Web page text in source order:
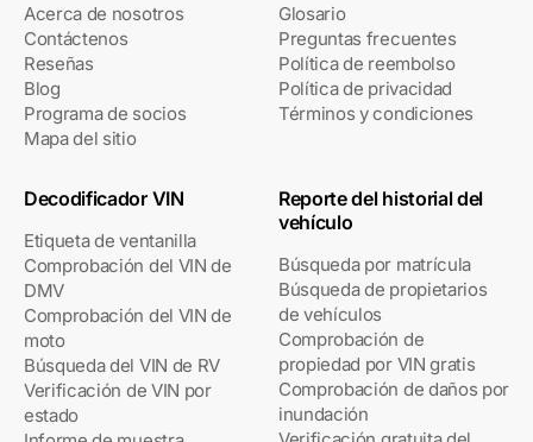
Acerca de nosotros
Contáctenos
Reseñas
Blog
Programa de socios
Mapa del sitio
Glosario
Preguntas frecuentes
Política de reembolso
Política de privacidad
Términos y condiciones
Decodificador VIN
Etiqueta de ventanilla
Comprobación del VIN de
DMV
Comprobación del VIN de
moto
Búsqueda del VIN de RV
Verificación de VIN por
estado
Reporte del historial del
vehículo
Búsqueda por matrícula
Búsqueda de propietarios
de vehículos
Comprobación de
propiedad por VIN gratis
Comprobación de daños por
inundación